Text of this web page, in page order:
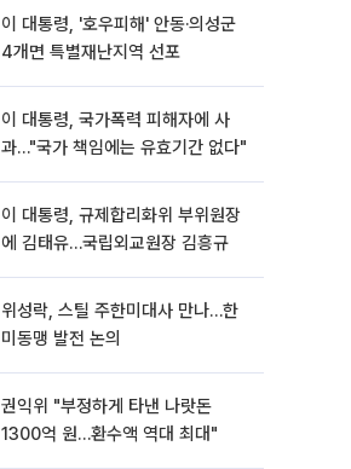
이 대통령, '호우피해' 안동·의성군
4개면 특별재난지역 선포
이 대통령, 국가폭력 피해자에 사
과…"국가 책임에는 유효기간 없다"
이 대통령, 규제합리화위 부위원장
에 김태유…국립외교원장 김흥규
위성락, 스틸 주한미대사 만나…한
미동맹 발전 논의
권익위 "부정하게 타낸 나랏돈
1300억 원…환수액 역대 최대"